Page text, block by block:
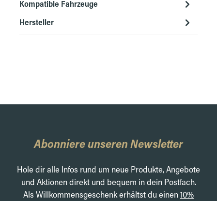
Kompatible Fahrzeuge
Hersteller
Abonniere unseren Newsletter
Hole dir alle Infos rund um neue Produkte, Angebote
und Aktionen direkt und bequem in dein Postfach.
Als Willkommensgeschenk erhältst du einen10%